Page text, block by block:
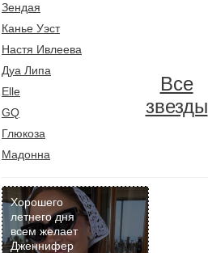
Зендая
Канье Уэст
Настя Ивлеева
Дуа Липа
Elle
GQ
Глюкоза
Мадонна
Все
звезды
Хорошего
летнего дня
всем желает
Дженнифер